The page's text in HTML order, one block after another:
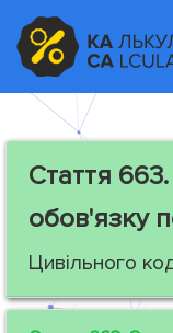
Стаття 663.
обов'язку
Цивільного